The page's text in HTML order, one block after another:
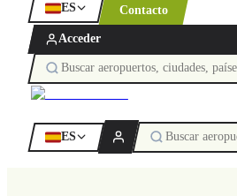
ES Contacto
Acceder
ES